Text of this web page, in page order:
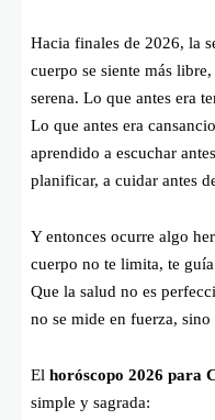
Hacia finales de 2026, la
cuerpo se siente más
serena. Lo que antes era
Lo que antes era
aprendido a escuchar
planificar, a cuidar antes
Y entonces ocurre algo
cuerpo no te limita, te
Que la salud no es
no se mide en fuerza, sino
El horóscopo 2026 para
simple y sagrada: